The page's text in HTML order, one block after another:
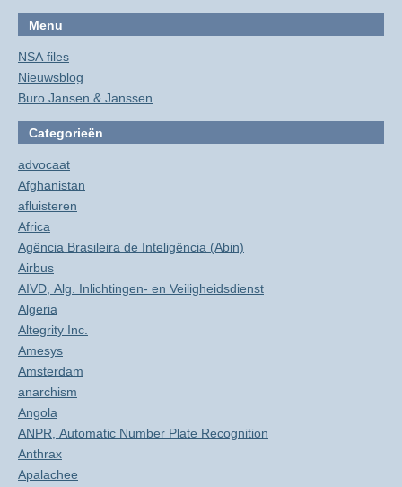
Menu
NSA files
Nieuwsblog
Buro Jansen & Janssen
Categorieën
advocaat
Afghanistan
afluisteren
Africa
Agência Brasileira de Inteligência (Abin)
Airbus
AIVD, Alg. Inlichtingen- en Veiligheidsdienst
Algeria
Altegrity Inc.
Amesys
Amsterdam
anarchism
Angola
ANPR, Automatic Number Plate Recognition
Anthrax
Apalachee